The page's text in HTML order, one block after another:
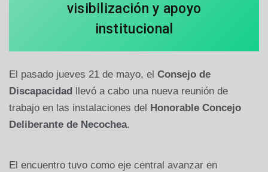
visibilización y apoyo
institucional
El pasado jueves 21 de mayo, el Consejo de
Discapacidad llevó a cabo una nueva reunión de
trabajo en las instalaciones del Honorable Concejo
Deliberante de Necochea.
El encuentro tuvo como eje central avanzar en